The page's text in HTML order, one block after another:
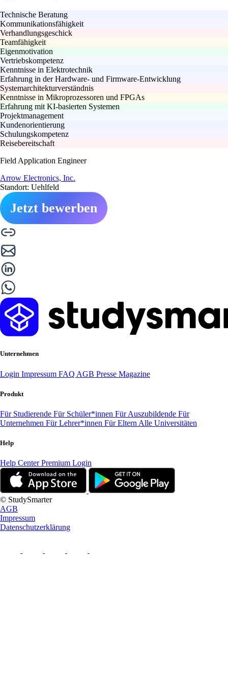
Technische Beratung
Kommunikationsfähigkeit
Verhandlungsgeschick
Teamfähigkeit
Eigenmotivation
Vertriebskompetenz
Kenntnisse in Elektrotechnik
Erfahrung in der Hardware- und Firmware-Entwicklung
Systemarchitekturverständnis
Kenntnisse in Mikroprozessoren und FPGAs
Erfahrung mit KI-basierten Systemen
Projektmanagement
Kundenorientierung
Schulungskompetenz
Reisebereitschaft
Field Application Engineer
Arrow Electronics, Inc.
Standort: Uehlfeld
Jetzt bewerben
Unternehmen
Login Impressum FAQ AGB Presse Magazine
Produkt
Für Studierende Für Schüler*innen Für Auszubildende Für
Unternehmen Für Lehrer*innen Für Eltern Alle Universitäten
Help
Help CenterPremium Login
© StudySmarter
AGB
Impressum
Datenschutzerklärung